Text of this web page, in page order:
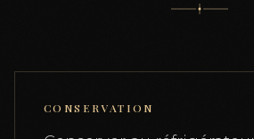
CONSERVATION